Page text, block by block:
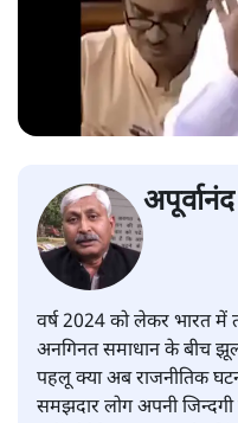
अपूर्वानंद
वर्ष 2024 को लेकर भारत
अनगिनत समाधान के बीच
पहलू क्या अब राजनीतिक
समझदार लोग अपनी